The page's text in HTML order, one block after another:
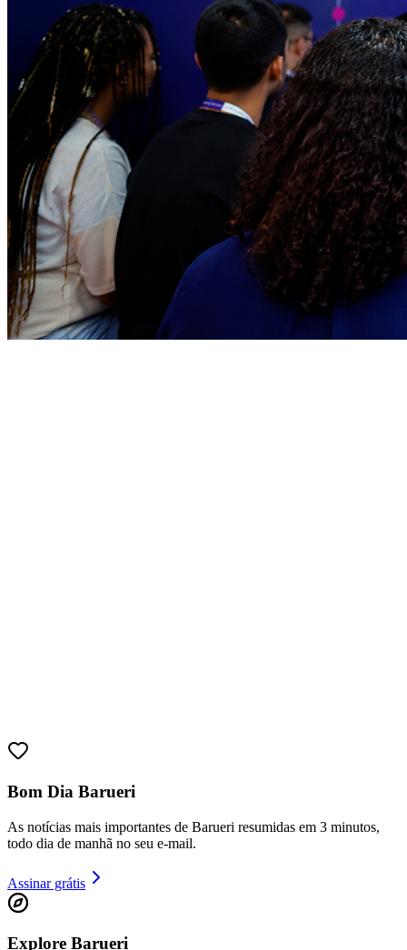
Ceará
Goiás
Bom Dia Barueri
As notícias mais importantes de Barueri resumidas em 3 minutos,
todo dia de manhã no seu e-mail.
Assinar grátis
Explore Barueri